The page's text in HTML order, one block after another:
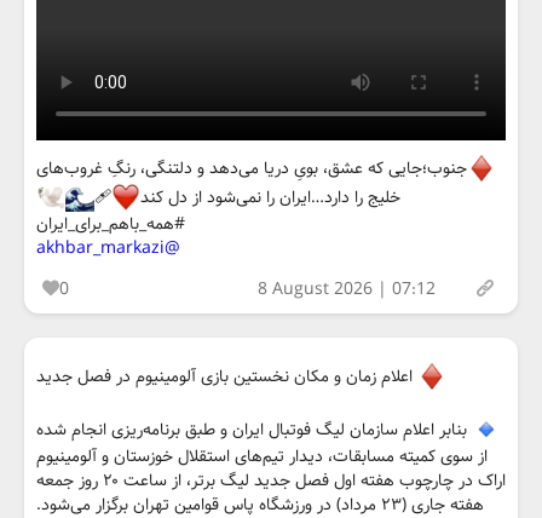
جنوب؛جایی که عشق، بویِ دریا می‌دهد و دلتنگی، رنگِ غروب‌های
خلیج را دارد…ایران را نمی‌شود از دل کند
‍🩹
#همه_باهم_برای_ایران
@akhbar_markazi
0
8 August 2026 | 07:12
اعلام زمان و مکان نخستین بازی آلومینیوم در فصل جدید
بنابر اعلام سازمان لیگ فوتبال ایران و طبق برنامه‌ریزی انجام شده
از سوی کمیته مسابقات، دیدار تیم‌های استقلال خوزستان و آلومینیوم
اراک در چارچوب هفته اول فصل جدید لیگ برتر، از ساعت ۲۰ روز جمعه
هفته جاری (۲۳ مرداد) در ورزشگاه پاس قوامین تهران برگزار می‌شود.